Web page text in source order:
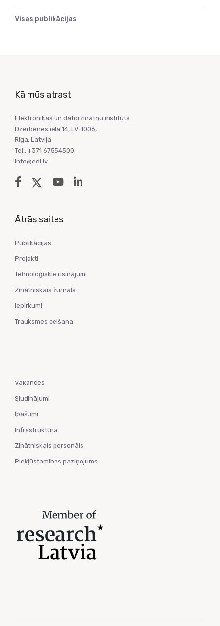
Visas publikācijas
Kā mūs atrast
Elektronikas un datorzinātņu institūts
Dzērbenes iela 14, LV-1006,
Rīga, Latvija
Tel.: +371 67554500
info@edi.lv
Ātrās saites
Publikācijas
Projekti
Tehnoloģiskie risinājumi
Zinātniskais žurnāls
Iepirkumi
Trauksmes celšana
Vakances
Sludinājumi
Īpašumi
Infrastruktūra
Zinātniskais personāls
Piekļūstamības paziņojums